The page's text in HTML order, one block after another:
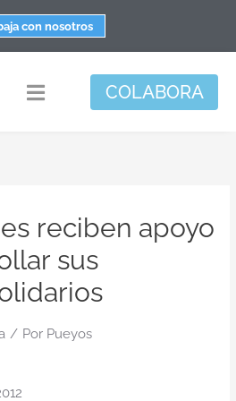
con nosotros
Toggle
y familiar
de bienestar
social
DisArte
COLABORA
reciben apoyo
sus
/ Por Pueyos